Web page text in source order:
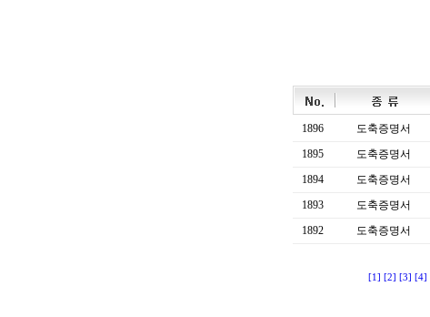
1896 도축증명서
1895
도축증명서
1894
도축증명서
1893
도축증명서
1892
도축증명서
[1] [2] [3] [4]